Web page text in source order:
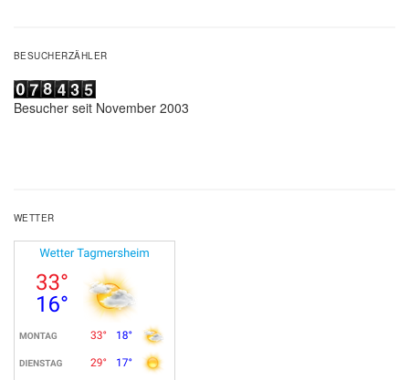
BESUCHERZÄHLER
Besucher seit November 2003
WETTER